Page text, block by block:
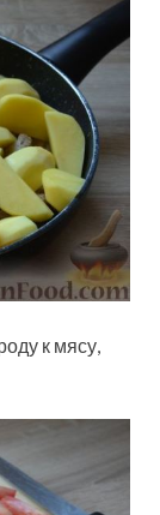
к мясу,